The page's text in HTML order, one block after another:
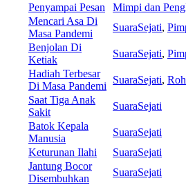
Penyampai Pesan
Mimpi dan
Mencari Asa Di
Masa Pandemi
SuaraSejati,
Benjolan Di
Ketiak
SuaraSejati,
Hadiah Terbesar
Di Masa Pandemi
SuaraSejati,
Saat Tiga Anak
Sakit
SuaraSejati
Batok Kepala
Manusia
SuaraSejati
Keturunan Ilahi
SuaraSejati
Jantung Bocor
Disembuhkan
SuaraSejati